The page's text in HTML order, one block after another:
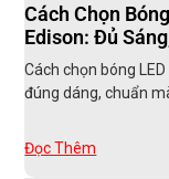
Cách Chọn
Edison: Đủ
Cách chọn bóng
đúng dáng, chuẩn
Đọc Thêm